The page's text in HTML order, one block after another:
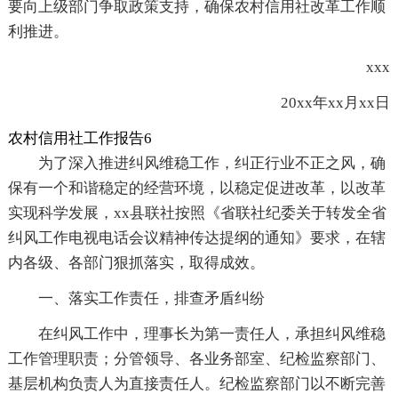
要向上级部门争取政策支持，确保农村信用社改革工作顺
利推进。
xxx
20xx年xx月xx日
农村信用社工作报告6
为了深入推进纠风维稳工作，纠正行业不正之风，确
保有一个和谐稳定的经营环境，以稳定促进改革，以改革
实现科学发展，xx县联社按照《省联社纪委关于转发全省
纠风工作电视电话会议精神传达提纲的通知》要求，在辖
内各级、各部门狠抓落实，取得成效。
一、落实工作责任，排查矛盾纠纷
在纠风工作中，理事长为第一责任人，承担纠风维稳
工作管理职责；分管领导、各业务部室、纪检监察部门、
基层机构负责人为直接责任人。纪检监察部门以不断完善